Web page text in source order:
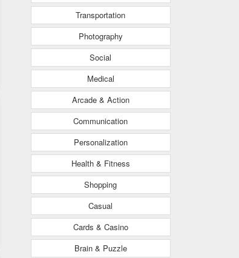
Transportation
Photography
Social
Medical
Arcade & Action
Communication
Personalization
Health & Fitness
Shopping
Casual
Cards & Casino
Brain & Puzzle